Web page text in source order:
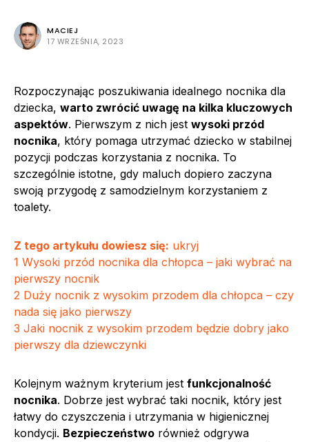
MACIEJ
17 WRZEŚNIA, 2023
Rozpoczynając poszukiwania idealnego nocnika dla
dziecka, warto zwrócić uwagę na kilka kluczowych
aspektów. Pierwszym z nich jest wysoki przód
nocnika, który pomaga utrzymać dziecko w stabilnej
pozycji podczas korzystania z nocnika. To
szczególnie istotne, gdy maluch dopiero zaczyna
swoją przygodę z samodzielnym korzystaniem z
toalety.
Z tego artykułu dowiesz się: ukryj
1 Wysoki przód nocnika dla chłopca – jaki wybrać na
pierwszy nocnik
2 Duży nocnik z wysokim przodem dla chłopca – czy
nada się jako pierwszy
3 Jaki nocnik z wysokim przodem będzie dobry jako
pierwszy dla dziewczynki
Kolejnym ważnym kryterium jest funkcjonalność
nocnika. Dobrze jest wybrać taki nocnik, który jest
łatwy do czyszczenia i utrzymania w higienicznej
kondycji. Bezpieczeństwo również odgrywa